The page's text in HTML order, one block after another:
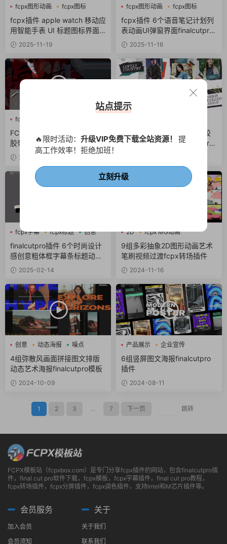
fcpx图形动画
fcpx图标
fcpx标题
fcpx插件 apple watch 移动应
用智能手表 UI 标题图标界面
设计动画
2025-11-19
fcpx图形动画
fcpx图标
fcpx字幕
fcpx插件 6个语音笔记计划列
表动画UI弹窗界面finalcutpro
插件2025-11-16
fcpx图形动画
创意
FCPX转场插件 15个复古涂鸦
胶带贴纸视频过渡效果
2025-10-10
fcpx模板 20秒拼贴纸涂鸦胶
带设计介绍幻灯片finalcutpro
fcpx字幕 fcpx标题 创意
finalcutpro插件 6个时尚设计
感创意粗体框字幕条标题动画f
cpx插件
2025-02-14
2D
fcpx MG动画
fcpx图形动画
9组多彩抽象2D图形动画艺术
笔刷视频过渡fcpx转场插件
2024-11-16
创意 动态海报 噪点
4组弥散风画面拼接图文排版
动态艺术海报finalcutpro模板
2024-10-09
产品展示
企业宣传
动态海报
6组竖屏图文海报finalcutpro
插件
2024-08-11
1 2 3 ... 7 下一页 跳转
FCPX模板站（fcpxbox.com）是专门分享fcpx插件的网站，包含finalcutpro插
件，final cut pro软件下载，fcpx模板，fcpx字幕插件，final cut pro教程，
fcpx转场插件，fcpx分屏插件，fcpx调色插件，支持Intel和M芯片插件等。
会员服务
加入会员
会员须知
关于
关于我们
联系我们
站点提示
🔥限时活动： 升级VIP免费下载全站资源！ 提
高工作效率！拒绝加班！
立刻升级